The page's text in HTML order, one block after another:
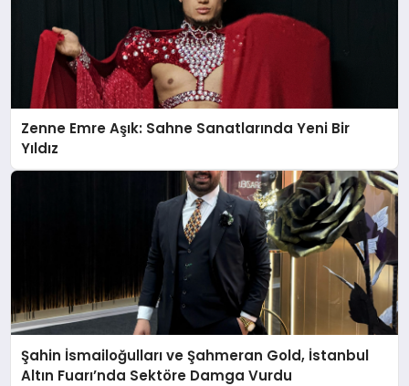
Zenne Emre Aşık: Sahne Sanatlarında Yeni Bir
Yıldız
Şahin İsmailoğulları ve Şahmeran Gold, İstanbul
Altın Fuarı’nda Sektöre Damga Vurdu